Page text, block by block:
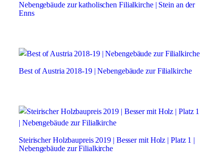
Nebengebäude zur katholischen Filialkirche | Stein an der
Enns
Best of Austria 2018-19 | Nebengebäude zur Filialkirche
Steirischer Holzbaupreis 2019 | Besser mit Holz | Platz 1 |
Nebengebäude zur Filialkirche